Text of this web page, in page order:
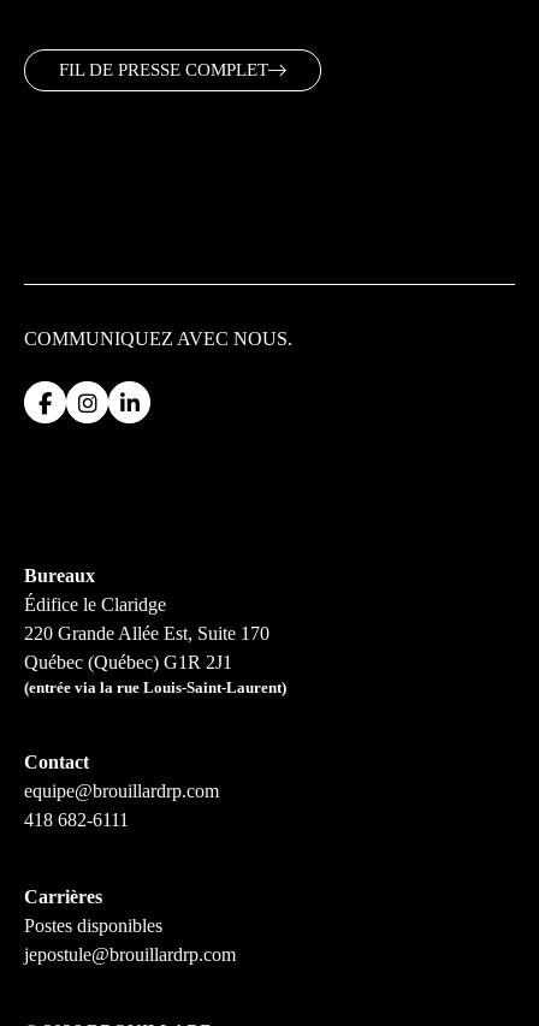
FIL DE PRESSE COMPLET
COMMUNIQUEZ AVEC NOUS.
Bureaux
Édifice le Claridge
220 Grande Allée Est, Suite 170
Québec (Québec) G1R 2J1
(entrée via la rue Louis-Saint-Laurent)
Contact
equipe@brouillardrp.com
418 682-6111
Carrières
Postes disponibles
jepostule@brouillardrp.com